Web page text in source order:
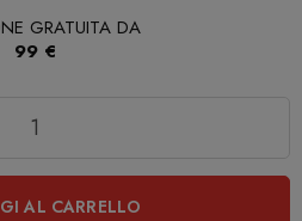
GRATUITA DA
99 €
AL CARRELLO